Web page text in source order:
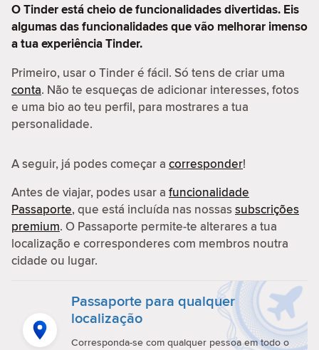
O Tinder está cheio de funcionalidades divertidas. Eis
algumas das funcionalidades que vão melhorar imenso
a tua experiência Tinder.
Primeiro, usar o Tinder é fácil. Só tens de criar uma
conta. Não te esqueças de adicionar interesses, fotos
e uma bio ao teu perfil, para mostrares a tua
personalidade.
A seguir, já podes começar a corresponder!
Antes de viajar, podes usar a funcionalidade
Passaporte, que está incluída nas nossassubscrições
premium. O Passaporte permite-te alterares a tua
localização e corresponderes com membros noutra
cidade ou lugar.
Passaporte para qualquer
localização
Corresponda-se com qualquer pessoa em todo o